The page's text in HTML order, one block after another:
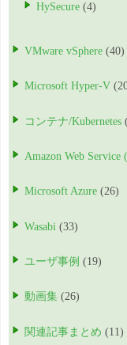
HySecure (4)
VMware vSphere (40)
Microsoft Hyper-V
コンテナ/Kubernetes
Amazon Web Service
Microsoft Azure (26)
Wasabi (33)
ユーザ事例 (19)
動画集 (26)
関連記事まとめ (11)